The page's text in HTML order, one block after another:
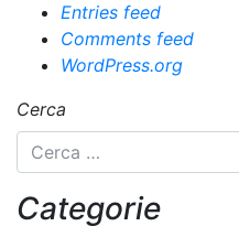
Entries feed
Comments feed
WordPress.org
Cerca
Categorie